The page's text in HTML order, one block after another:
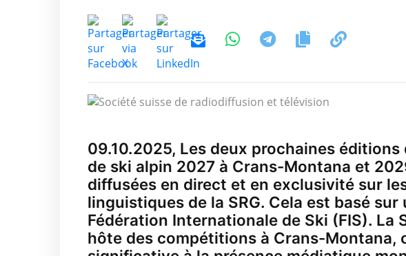
09.10.2025, Les deux prochaines
de ski alpin 2027 à Crans-Montana et
diffusées en direct et en exclusivité sur
linguistiques de la SRG. Cela est basé
Fédération Internationale de Ski (FIS). La
hôte des compétitions à Crans-Montana,